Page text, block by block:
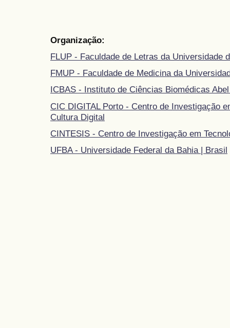
Organização:
FLUP - Faculdade de Letras da Universidade
FMUP - Faculdade de Medicina da
ICBAS - Instituto de Ciências Biomédicas
CIC DIGITAL Porto - Centro de Investigação
Cultura Digital
CINTESIS - Centro de Investigação em
UFBA - Universidade Federal da Bahia | Brasil